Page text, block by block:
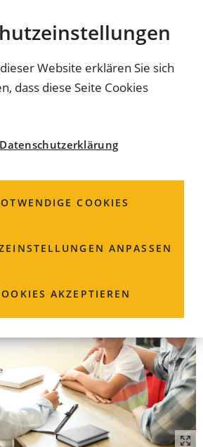
Website erklären Sie sich
dass diese Seite Cookies
Datenschutzerklärung
COOKIES
ANPASSEN
AKZEPTIEREN
FAMILIE
einer